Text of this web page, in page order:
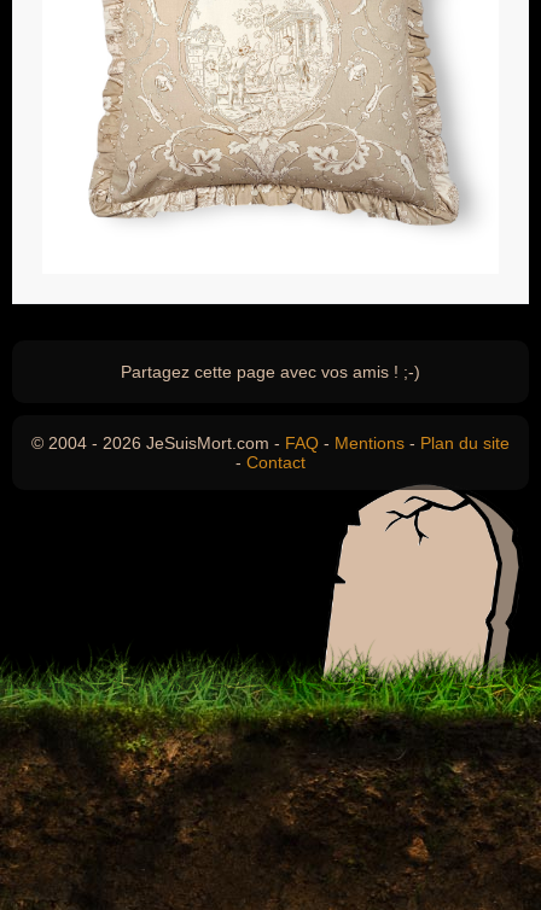
Partagez cette page avec vos amis ! ;-)
© 2004 - 2026 JeSuisMort.com - FAQ - Mentions - Plan du site
- Contact